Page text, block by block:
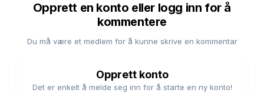
Opprett en konto eller logg inn for å
kommentere
Du må være et medlem for å kunne skrive en kommentar
Opprett konto
Det er enkelt å melde seg inn for å starte en ny konto!